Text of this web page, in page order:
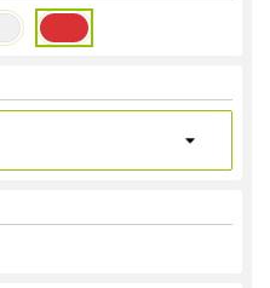
Blanc
Atlas
Rouge
Atlas